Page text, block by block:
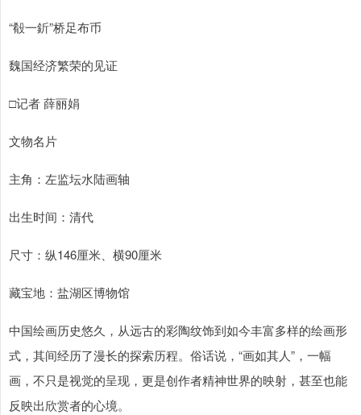
“殽一釿”桥足布币
魏国经济繁荣的见证
□记者 薛丽娟
文物名片
主角：左监坛水陆画轴
出生时间：清代
尺寸：纵146厘米、横90厘米
藏宝地：盐湖区博物馆
中国绘画历史悠久，从远古的彩陶纹饰到如今丰富多样的绘画形
式，其间经历了漫长的探索历程。俗话说，“画如其人”，一幅
画，不只是视觉的呈现，更是创作者精神世界的映射，甚至也能
反映出欣赏者的心境。